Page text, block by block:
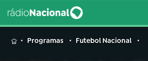
MENUProgramas Futebol Nacional